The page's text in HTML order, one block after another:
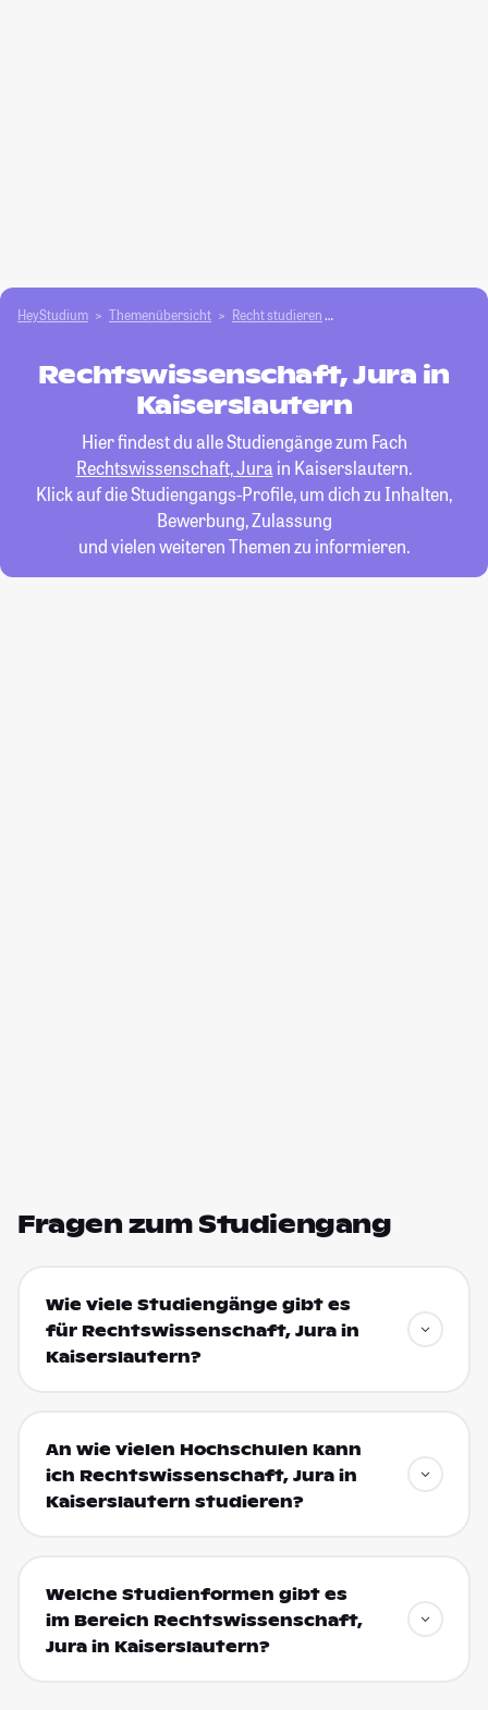
HeyStudium Themenübersicht Recht studieren
Rechtswissenschaft, Jura in
Kaiserslautern
Hier findest du alle Studiengänge zum Fach
Rechtswissenschaft, Jura in Kaiserslautern.
Klick auf die Studiengangs-Profile, um dich zu Inhalten,
Bewerbung, Zulassung
und vielen weiteren Themen zu informieren.
Fragen zum Studiengang
Wie viele Studiengänge gibt es
für Rechtswissenschaft, Jura in
Kaiserslautern?
An wie vielen Hochschulen kann
ich Rechtswissenschaft, Jura in
Kaiserslautern studieren?
Welche Studienformen gibt es
im Bereich Rechtswissenschaft,
Jura in Kaiserslautern?